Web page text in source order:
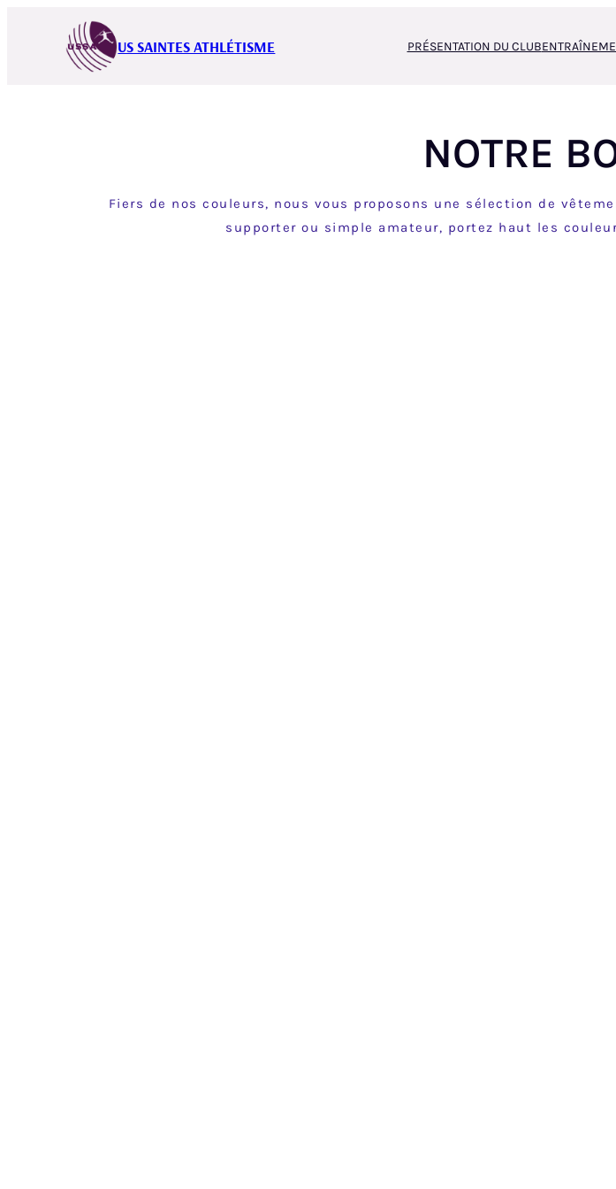
US SAINTES ATHLÉTISME PRÉSENTATION DU CLUB
NOTRE
Fiers de nos couleurs, nous vous proposons une sélection de
supporter ou simple amateur, portez haut les